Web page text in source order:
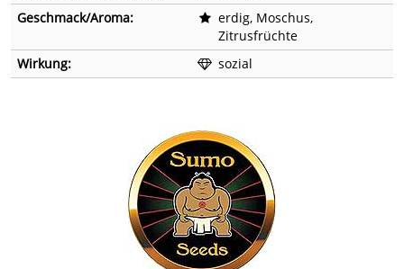
Geschmack/Aroma:
erdig, Moschus,
Zitrusfrüchte
Wirkung:
sozial